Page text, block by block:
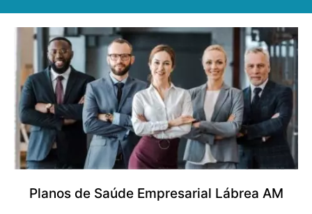
Planos de Saúde Empresarial Lábrea AM